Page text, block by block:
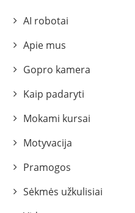
AI robotai
Apie mus
Gopro kamera
Kaip padaryti
Mokami kursai
Motyvacija
Pramogos
Sėkmės užkulisiai